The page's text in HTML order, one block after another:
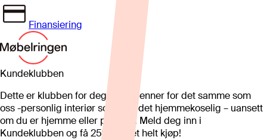
Finansiering
Kundeklubben
Dette er klubben for deg som brenner for det samme som
oss -personlig interiør som gjør det hjemmekoselig – uansett
om du er hjemme eller på hytta. Meld deg inn i
Kundeklubben og få 25%* på et helt kjøp!